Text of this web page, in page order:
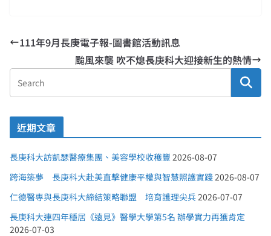
111年9月長庚電子報-圖書館活動訊息
颱風來襲 吹不熄長庚科大迎接新生的熱情
近期文章
長庚科大訪凱瑟醫療集團、美容學校收穫豐 2026-08-07
跨海築夢 長庚科大赴美直擊健康平權與智慧照護實踐2026-08-07
仁德醫專與長庚科大締結策略聯盟 培育護理尖兵2026-07-07
長庚科大連四年穩居《遠見》醫學大學第5名 辦學實力再獲肯定
2026-07-03